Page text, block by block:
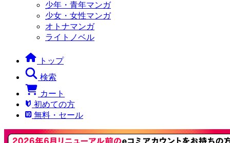
少年・青年マンガ
少女・女性マンガ
オトナマンガ
ライトノベル
トップ
検索
カート
初めての方
無料・セール